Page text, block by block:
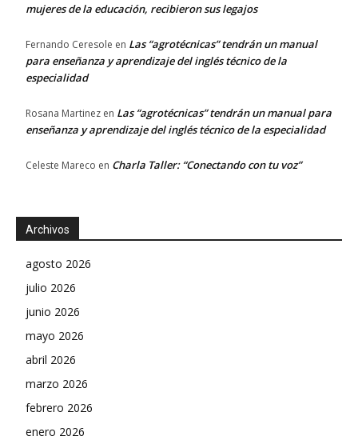
mujeres de la educación, recibieron sus legajos
Fernando Ceresole en Las “agrotécnicas” tendrán un manual
para enseñanza y aprendizaje del inglés técnico de la
especialidad
Rosana Martinez en Las “agrotécnicas” tendrán un manual para
enseñanza y aprendizaje del inglés técnico de la especialidad
Celeste Mareco en Charla Taller: “Conectando con tu voz”
Archivos
agosto 2026
julio 2026
junio 2026
mayo 2026
abril 2026
marzo 2026
febrero 2026
enero 2026